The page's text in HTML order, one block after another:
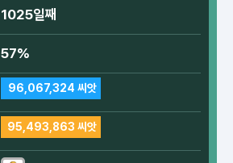
1025일째
57%
96,067,324 씨앗
95,493,863 씨앗